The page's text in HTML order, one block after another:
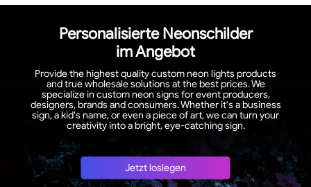
Personalisierte Neonschilder
im Angebot
Provide the highest quality custom neon lights products
and true wholesale solutions at the best prices. We
specialize in custom neon signs for event producers,
designers, brands and consumers. Whether it's a business
sign, a kid's name, or even a piece of art, we can turn your
creativity into a bright, eye-catching sign.
Jetzt loslegen